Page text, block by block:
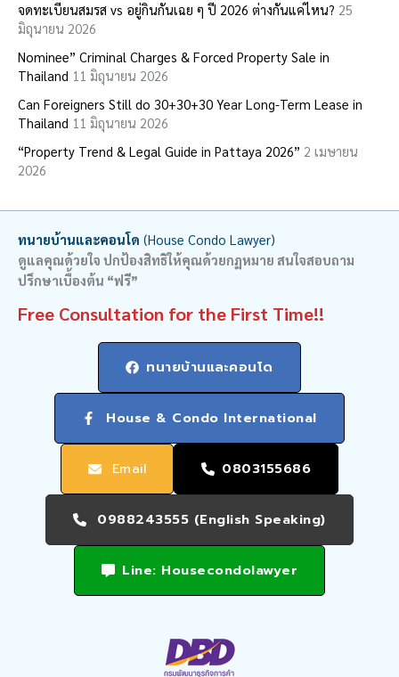
f
o
r
จดทะเบียนสมรส vs อยู่กินกันเฉย ๆ ปี 2026 ต่างกันแค่ไหน? 25
มิถุนายน 2026
Nominee” Criminal Charges & Forced Property Sale in
Thailand 11 มิถุนายน 2026
Can Foreigners Still do 30+30+30 Year Long-Term Lease in
Thailand 11 มิถุนายน 2026
“Property Trend & Legal Guide in Pattaya 2026” 2 เมษายน
2026
ทนายบ้านและคอนโด (House Condo Lawyer)
ดูแลคุณด้วยใจ ปกป้องสิทธิให้คุณด้วยกฏหมาย สนใจสอบถาม
ปรึกษาเบื้องต้น “ฟรี”
Free Consultation for the First Time!!
ทนายบ้านและคอนโด
House & Condo International
Email 0803155686
0988243555 (English Speaking)
Line: Housecondolawyer